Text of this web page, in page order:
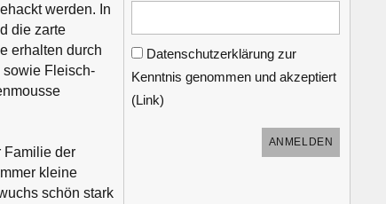
werden. In
die zarte
erhalten durch
sowie Fleisch-
Familie der
kleine
schön stark
Datenschutzerklärung zur
Kenntnis genommen und akzeptiert
(Link)